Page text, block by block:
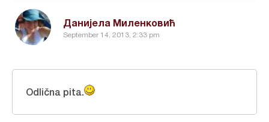
Данијела Миленковић
September 14, 2013, 2:33 pm
Odlična pita.